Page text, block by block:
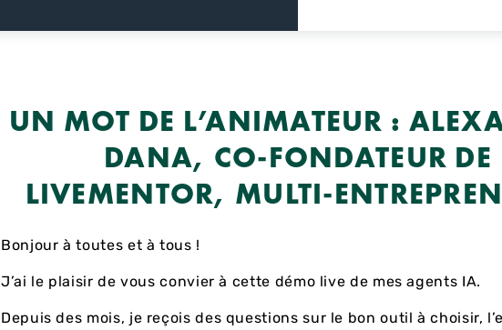
UN MOT DE L’ANIMATEUR :
DANA, CO-FONDATEUR DE
LIVEMENTOR, MULTI-
Bonjour à toutes et à tous !
J’ai le plaisir de vous convier à cette démo live de mes agents IA.
Depuis des mois, je reçois des questions sur le bon outil à choisir,